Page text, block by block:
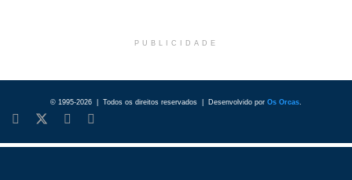
PUBLICIDADE
© 1995-2026 | Todos os direitos reservados | Desenvolvido por Os Orcas.